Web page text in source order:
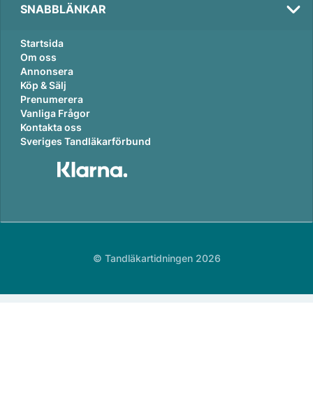
SNABBLÄNKAR
Startsida
Om oss
Annonsera
Köp & Sälj
Prenumerera
Vanliga Frågor
Kontakta oss
Sveriges Tandläkarförbund
© Tandläkartidningen 2026